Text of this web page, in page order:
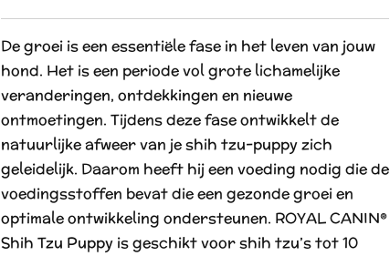
De groei is een essentiële fase in het leven van jouw
hond. Het is een periode vol grote lichamelijke
veranderingen, ontdekkingen en nieuwe
ontmoetingen. Tijdens deze fase ontwikkelt de
natuurlijke afweer van je shih tzu-puppy zich
geleidelijk. Daarom heeft hij een voeding nodig die de
voedingsstoffen bevat die een gezonde groei en
optimale ontwikkeling ondersteunen. ROYAL CANIN®
Shih Tzu Puppy is geschikt voor shih tzu’s tot 10